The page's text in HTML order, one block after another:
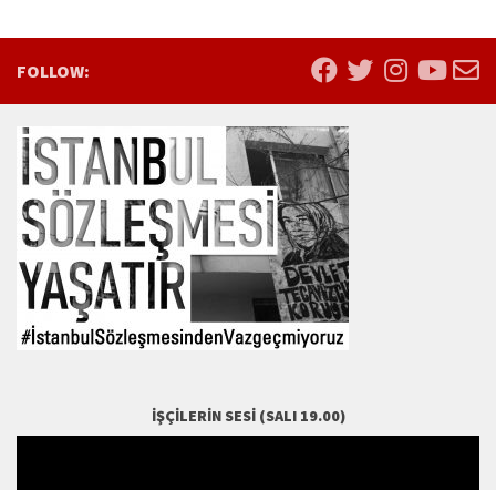
FOLLOW:
İŞÇILERIN SESI (SALI 19.00)